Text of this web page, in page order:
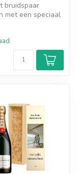
bruidspaar
met een speciaal